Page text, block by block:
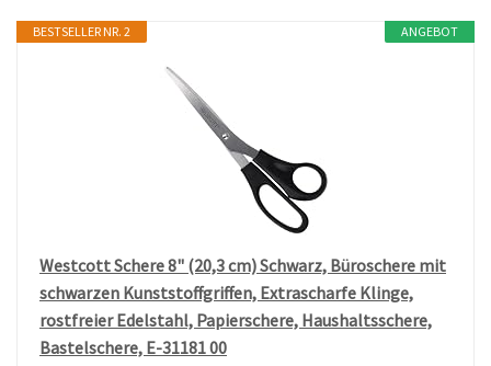
ANGEBOT
BESTSELLER NR. 2
Westcott Schere 8" (20,3 cm) Schwarz, Büroschere mit
schwarzen Kunststoffgriffen, Extrascharfe Klinge,
rostfreier Edelstahl, Papierschere, Haushaltsschere,
Bastelschere, E-31181 00